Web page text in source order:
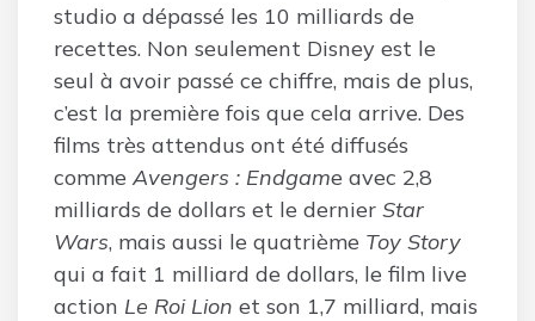
studio a dépassé les 10 milliards de
recettes. Non seulement Disney est le
seul à avoir passé ce chiffre, mais de plus,
c’est la première fois que cela arrive. Des
films très attendus ont été diffusés
comme Avengers : Endgame avec 2,8
milliards de dollars et le dernier Star
Wars, mais aussi le quatrième Toy Story
qui a fait 1 milliard de dollars, le film live
action Le Roi Lion et son 1,7 milliard, mais